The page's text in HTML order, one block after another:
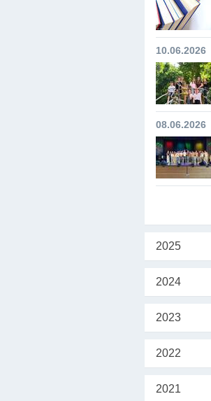
10.06.2026
08.06.2026
2025
2024
2023
2022
2021